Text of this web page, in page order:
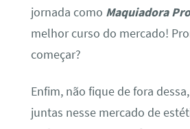
jornada como Maquiadora
melhor curso do mercado!
começar?
Enfim, não fique de fora
juntas nesse mercado de